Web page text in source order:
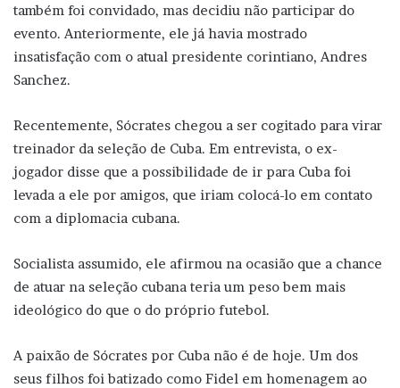
também foi convidado, mas decidiu não participar do
evento. Anteriormente, ele já havia mostrado
insatisfação com o atual presidente corintiano, Andres
Sanchez.
Recentemente, Sócrates chegou a ser cogitado para virar
treinador da seleção de Cuba. Em entrevista, o ex-
jogador disse que a possibilidade de ir para Cuba foi
levada a ele por amigos, que iriam colocá-lo em contato
com a diplomacia cubana.
Socialista assumido, ele afirmou na ocasião que a chance
de atuar na seleção cubana teria um peso bem mais
ideológico do que o do próprio futebol.
A paixão de Sócrates por Cuba não é de hoje. Um dos
seus filhos foi batizado como Fidel em homenagem ao